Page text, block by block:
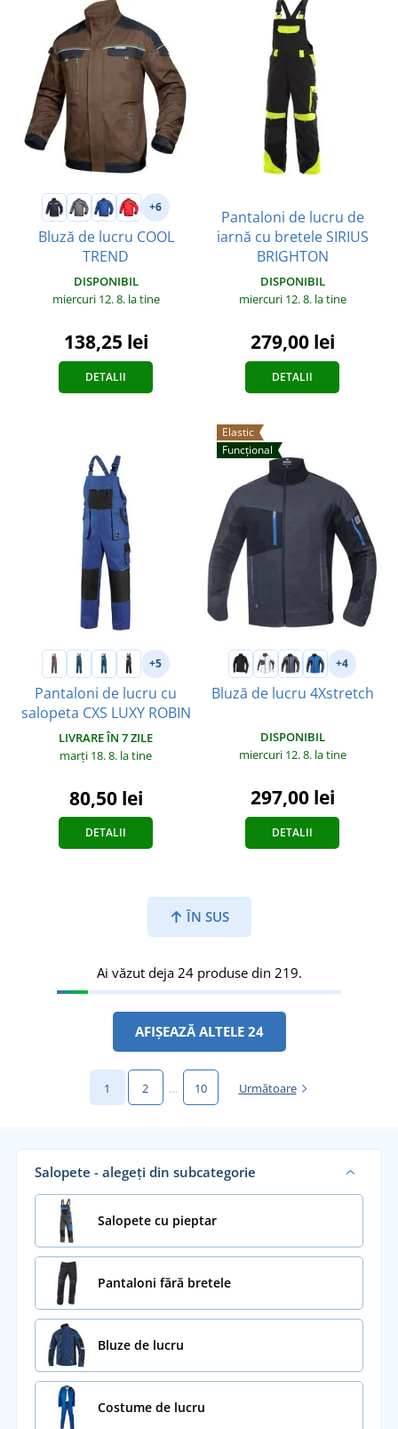
+6
Bluză de lucru COOL
TREND
DISPONIBIL
miercuri 12. 8. la tine
138,25 lei
DETALII
Pantaloni de lucru de
iarnă cu bretele SIRIUS
BRIGHTON
DISPONIBIL
miercuri 12. 8. la tine
279,00 lei
DETALII
+5
Pantaloni de lucru cu
salopeta CXS LUXY ROBIN
LIVRARE ÎN 7 ZILE
marți 18. 8. la tine
80,50 lei
DETALII
Elastic
Funcțional
+4
Bluză de lucru 4Xstretch
DISPONIBIL
miercuri 12. 8. la tine
297,00 lei
DETALII
ÎN SUS
Ai văzut deja 24 produse din 219.
AFIȘEAZĂ ALTELE 24
1 2 … 10 Următoare
Salopete - alegeți din subcategorie
Salopete cu pieptar
Pantaloni fără bretele
Bluze de lucru
Costume de lucru